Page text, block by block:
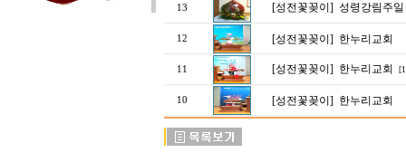
13 [성전꽃꽂이] 성령강림주일
12 [성전꽃꽂이] 한누리교회
11 [성전꽃꽂이] 한누리교회
10 [성전꽃꽂이] 한누리교회